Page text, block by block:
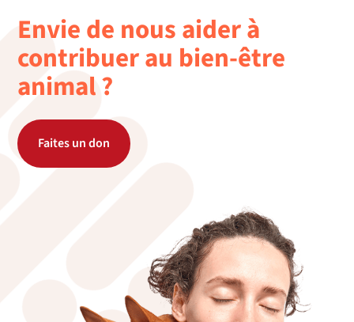
Envie de nous aider à
contribuer au bien-être
animal ?
Faites un don